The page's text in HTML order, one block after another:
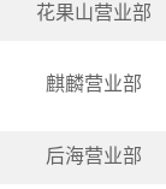
花果山营业部
麒麟营业部
后海营业部